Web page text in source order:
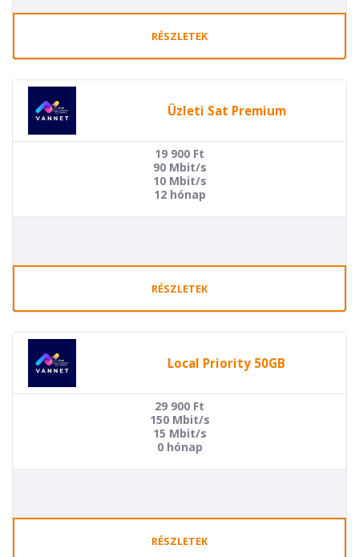
RÉSZLETEK
Üzleti Sat Premium
19 900 Ft
90 Mbit/s
10 Mbit/s
12 hónap
RÉSZLETEK
Local Priority 50GB
29 900 Ft
150 Mbit/s
15 Mbit/s
0 hónap
RÉSZLETEK